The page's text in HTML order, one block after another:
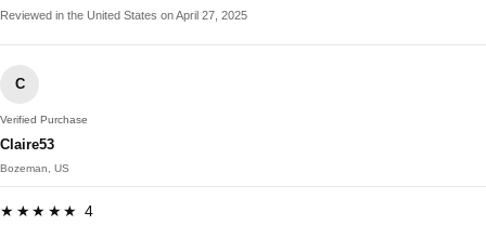
Reviewed in the United States on April 27, 2025
C
Verified Purchase
Claire53
Bozeman, US
★★★★★ 4